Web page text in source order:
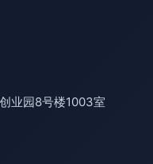
业园8号楼1003室